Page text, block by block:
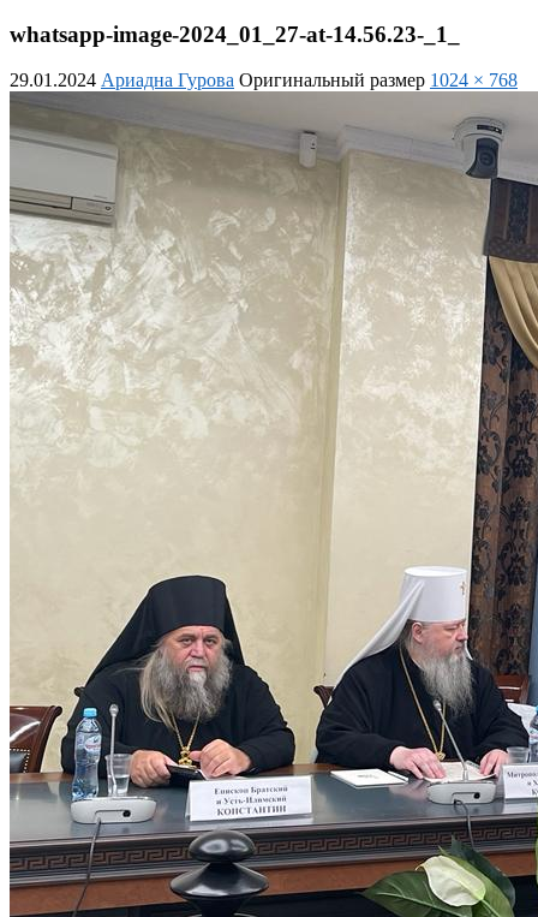
whatsapp-image-2024_01_27-at-14.56.23-_1_
29.01.2024 Ариадна Гурова Оригинальный размер 1024 × 768